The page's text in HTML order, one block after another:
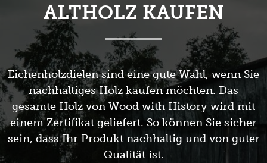
ALTHOLZ KAUFEN
Eichenholzdielen sind eine gute Wahl, wenn Sie
nachhaltiges Holz kaufen möchten. Das
gesamte Holz von Wood with History wird mit
einem Zertifikat geliefert. So können Sie sicher
sein, dass Ihr Produkt nachhaltig und von guter
Qualität ist.